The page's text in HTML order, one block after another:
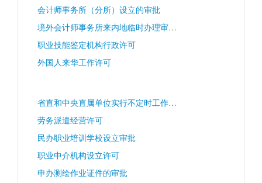
会计师事务所（分所）设立的审批
境外会计师事务所来内地临时办理审计业务审批
职业技能鉴定机构行政许可
外国人来华工作许可
省直和中央直属单位实行不定时工作制和综合计算工时工作制的审批
劳务派遣经营许可
民办职业培训学校设立审批
职业中介机构设立许可
申办测绘作业证件的审批